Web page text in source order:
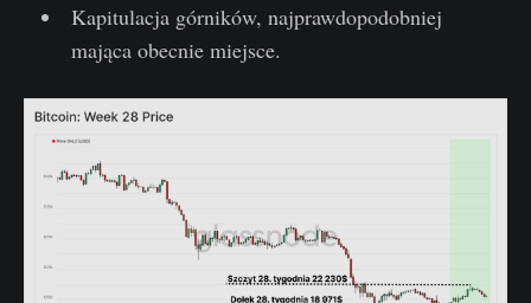
Kapitulacja górników, najprawdopodobniej
mająca obecnie miejsce.